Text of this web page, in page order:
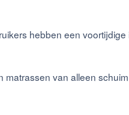
hebben een
matrassen van alleen